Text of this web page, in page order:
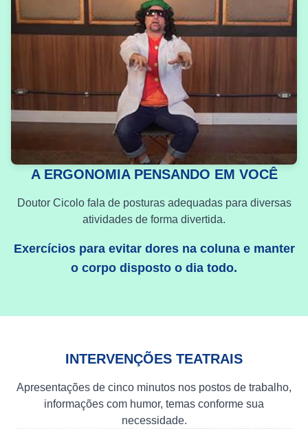
A ERGONOMIA PENSANDO EM VOCÊ
Doutor Cicolo fala de posturas adequadas para diversas
atividades de forma divertida.
Exercícios para evitar dores na coluna e manter
o corpo disposto o dia todo.
INTERVENÇÕES TEATRAIS
Apresentações de cinco minutos nos postos de trabalho,
informações com humor, temas conforme sua
necessidade.